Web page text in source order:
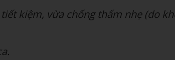
kiệm, vừa chống thấm nhẹ (do